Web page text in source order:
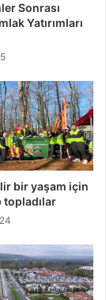
Sonrası
Yatırımları
bir yaşam için
topladılar